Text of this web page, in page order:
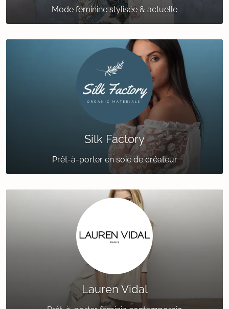
Mode féminine stylisée & actuelle
Silk Factory
Prêt-à-porter en soie de créateur
Lauren Vidal